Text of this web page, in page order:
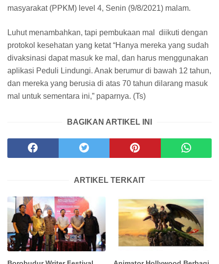
masyarakat (PPKM) level 4, Senin (9/8/2021) malam.
Luhut menambahkan, tapi pembukaan mal diikuti dengan
protokol kesehatan yang ketat “Hanya mereka yang sudah
divaksinasi dapat masuk ke mal, dan harus menggunakan
aplikasi Peduli Lindungi. Anak berumur di bawah 12 tahun,
dan mereka yang berusia di atas 70 tahun dilarang masuk
mal untuk sementara ini,” paparnya. (Ts)
BAGIKAN ARTIKEL INI
ARTIKEL TERKAIT